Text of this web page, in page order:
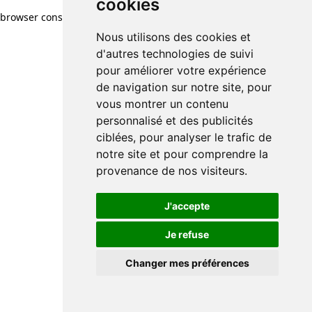
cookies
Nous utilisons des cookies et
d'autres technologies de suivi
pour améliorer votre expérience
de navigation sur notre site, pour
vous montrer un contenu
personnalisé et des publicités
ciblées, pour analyser le trafic de
notre site et pour comprendre la
provenance de nos visiteurs.
J'accepte
Je refuse
Changer mes préférences
browser console for more information)